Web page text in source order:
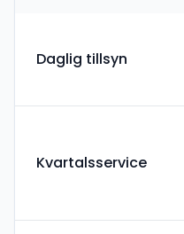
Daglig tillsyn
Kvartalsservice